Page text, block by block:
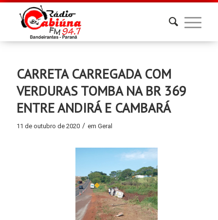
CARRETA CARREGADA COM
VERDURAS TOMBA NA BR 369
ENTRE ANDIRÁ E CAMBARÁ
11 de outubro de 2020 / em Geral